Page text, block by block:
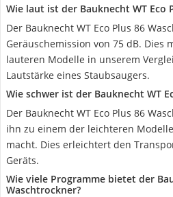
Wie laut ist der Bauknecht ‎WT Eco
Der Bauknecht ‎WT Eco Plus 86
Geräuschemission von 75 dB. Dies
lauteren Modelle in unserem
Lautstärke eines Staubsaugers.
Wie schwer ist der Bauknecht ‎WT
Der Bauknecht ‎WT Eco Plus 86
ihn zu einem der leichteren
macht. Dies erleichtert den
Geräts.
Wie viele Programme bietet der
Waschtrockner?